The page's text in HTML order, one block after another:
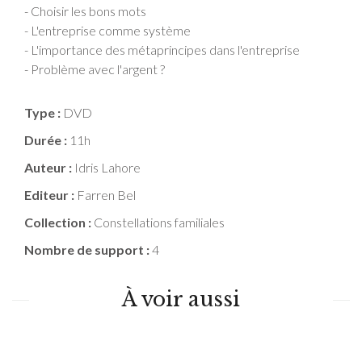
- Choisir les bons mots
- L'entreprise comme système
- L'importance des métaprincipes dans l'entreprise
- Problème avec l'argent ?
Type : DVD
Durée : 11h
Auteur : Idris Lahore
Editeur : Farren Bel
Collection : Constellations familiales
Nombre de support :4
À voir aussi